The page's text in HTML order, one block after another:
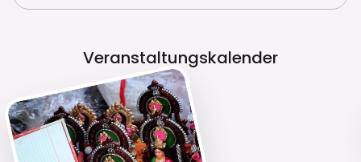
Veranstaltungskalender